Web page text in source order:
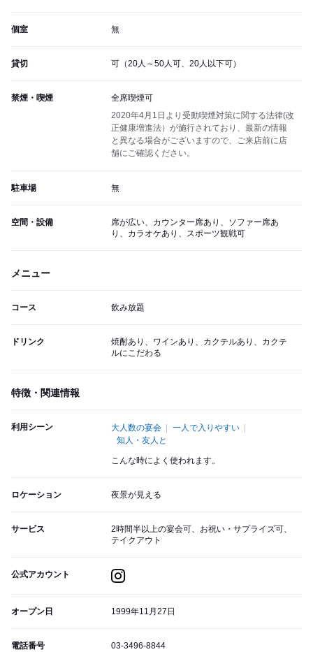
個室 無
貸切 可（20人～50人可、20人以下可）
禁煙・喫煙
全席喫煙可
2020年4月1日より受動喫煙対策に関する法律(改
正健康増進法）が施行されており、最新の情報
と異なる場合がございますので、ご来店前に店
舗にご確認ください。
駐車場 無
空間・設備
席が広い、カウンター席あり、ソファー席あ
り、カラオケあり、スポーツ観戦可
メニュー
コース 飲み放題
ドリンク
焼酎あり、ワインあり、カクテルあり、カクテ
ルにこだわる
特徴・関連情報
利用シーン 大人数の宴会
一人で入りやすい
知人・友人と
こんな時によく使われます。
ロケーション 夜景が見える
サービス
2時間半以上の宴会可、お祝い・サプライズ可、
テイクアウト
公式アカウント
オープン日 1999年11月27日
電話番号 03-3496-8844